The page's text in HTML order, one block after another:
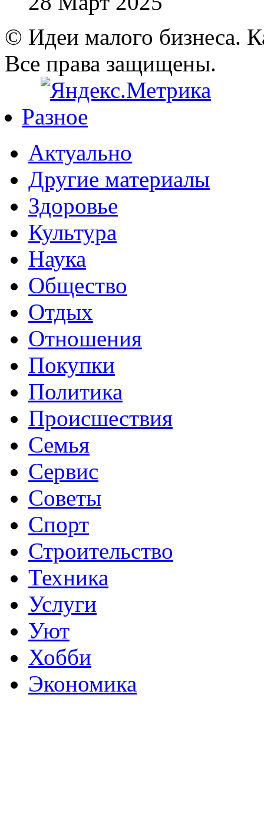
© Идеи малого бизнеса.
Все права защищены.
Разное
Актуально
Другие материалы
Здоровье
Культура
Наука
Общество
Отдых
Отношения
Покупки
Политика
Происшествия
Семья
Сервис
Советы
Спорт
Строительство
Техника
Услуги
Уют
Хобби
Экономика